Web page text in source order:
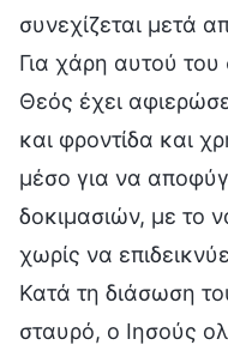
συνεχίζεται μετά
Για χάρη αυτού
Θεός έχει
και φροντίδα και
μέσο για να
δοκιμασιών, με το
χωρίς να
Κατά τη διάσωση
σταυρό, ο Ιησούς